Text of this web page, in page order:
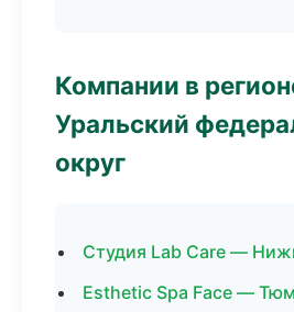
Компании в
Уральский
округ
Студия Lab Care —
Esthetic Spa Face —